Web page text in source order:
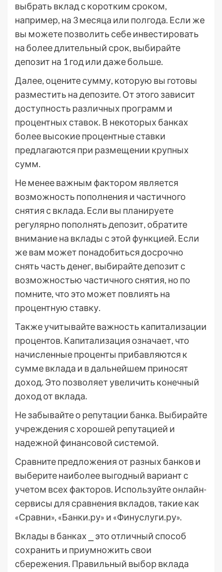
выбрать вклад с коротким сроком,
например, на 3 месяца или полгода. Если же
вы можете позволить себе инвестировать
на более длительный срок, выбирайте
депозит на 1 год или даже больше.
Далее, оцените сумму, которую вы готовы
разместить на депозите. От этого зависит
доступность различных программ и
процентных ставок. В некоторых банках
более высокие процентные ставки
предлагаются при размещении крупных
сумм.
Не менее важным фактором является
возможность пополнения и частичного
снятия с вклада. Если вы планируете
регулярно пополнять депозит, обратите
внимание на вклады с этой функцией. Если
же вам может понадобиться досрочно
снять часть денег, выбирайте депозит с
возможностью частичного снятия, но по
помните, что это может повлиять на
процентную ставку.
Также учитывайте важность капитализации
процентов. Капитализация означает, что
начисленные проценты прибавляются к
сумме вклада и в дальнейшем приносят
доход. Это позволяет увеличить конечный
доход от вклада.
Не забывайте о репутации банка. Выбирайте
учреждения с хорошей репутацией и
надежной финансовой системой.
Сравните предложения от разных банков и
выберите наиболее выгодный вариант с
учетом всех факторов. Используйте онлайн-
сервисы для сравнения вкладов, такие как
«Сравни», «Банки.ру» и «Финуслуги.ру».
Вклады в банках ⎯ это отличный способ
сохранить и приумножить свои
сбережения. Правильный выбор вклада